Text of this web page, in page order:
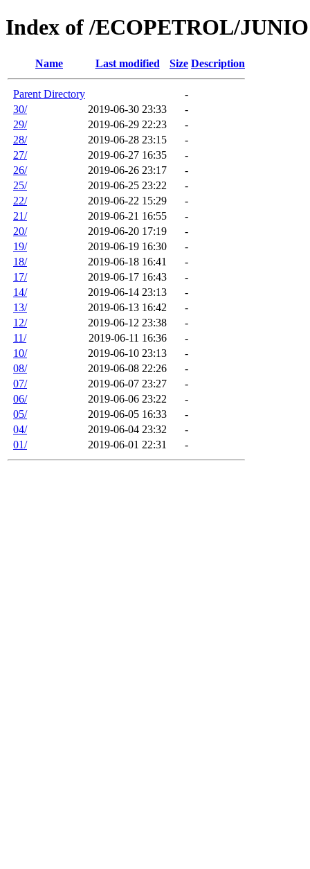
Index of /ECOPETROL/JUNIO
Name Last modified Size Description
Parent Directory
-
30/
2019-06-30 23:33
-
29/
2019-06-29 22:23
-
28/
2019-06-28 23:15
-
27/
2019-06-27 16:35
-
26/
2019-06-26 23:17
-
25/
2019-06-25 23:22
-
22/
2019-06-22 15:29
-
21/
2019-06-21 16:55
-
20/
2019-06-20 17:19
-
19/
2019-06-19 16:30
-
18/
2019-06-18 16:41
-
17/
2019-06-17 16:43
-
14/
2019-06-14 23:13
-
13/
2019-06-13 16:42
-
12/
2019-06-12 23:38
-
11/
2019-06-11 16:36
-
10/
2019-06-10 23:13
-
08/
2019-06-08 22:26
-
07/
2019-06-07 23:27
-
06/
2019-06-06 23:22
-
05/
2019-06-05 16:33
-
04/
2019-06-04 23:32
-
01/
2019-06-01 22:31 -